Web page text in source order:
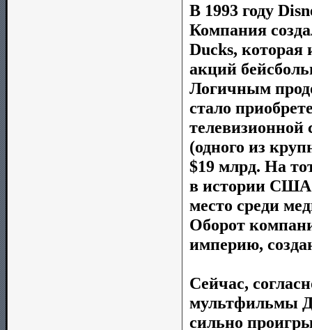
В 1993 году
Компания
Ducks,
акций
Логичным
стало
телевизионной
(одного из
$19 млрд. На
в истории США.
место среди
Оборот
империю,
Сейчас,
мультфильмы
сильно